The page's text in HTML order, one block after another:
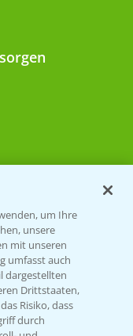
um Ihre
unsere
mit unseren
umfasst auch
dargestellten
Drittstaaten,
Risiko, dass
durch